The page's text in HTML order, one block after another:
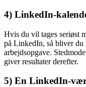
4) LinkedIn-
Hvis du vil tages seriøst
på LinkedIn, så bliver du
arbejdsopgave.
giver resultater derefter.
5) En LinkedIn-